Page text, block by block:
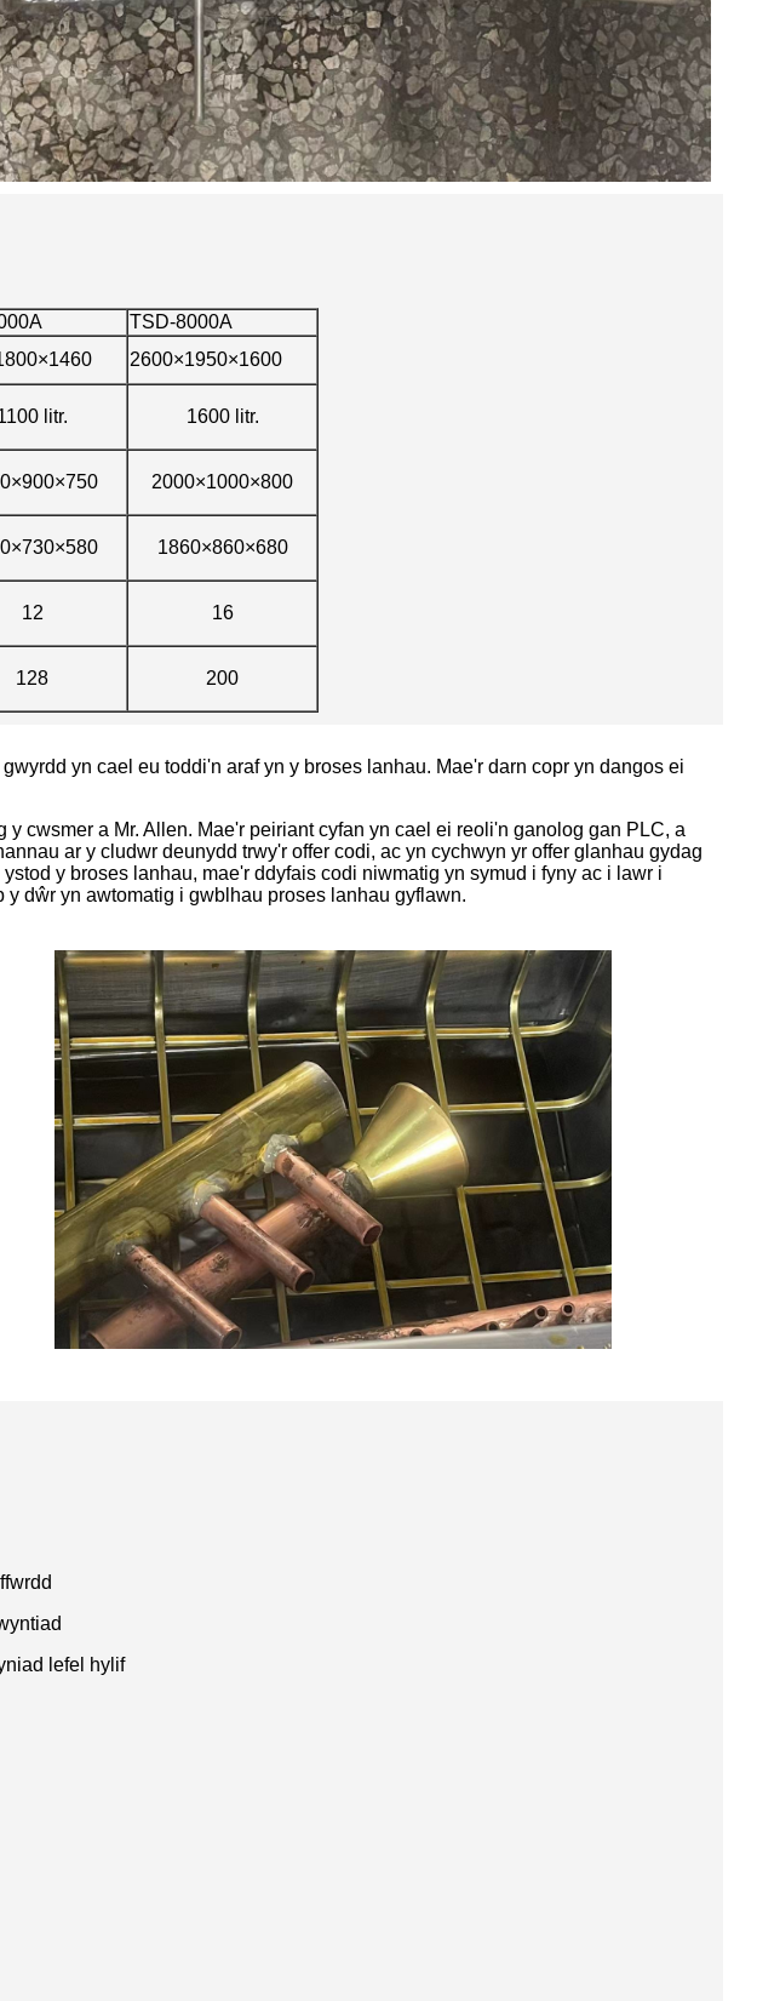
TSD-8000A
2600×1950×1600
litr. 1600 litr.
2000×1000×800
1860×860×680
12 16
128 200
yn cael eu toddi'n araf yn y broses lanhau. Mae'r darn copr yn dangos ei
cwsmer a Mr. Allen. Mae'r peiriant cyfan yn cael ei reoli'n ganolog gan PLC, a
ar y cludwr deunydd trwy'r offer codi, ac yn cychwyn yr offer glanhau gydag
y broses lanhau, mae'r ddyfais codi niwmatig yn symud i fyny ac i lawr i
dŵr yn awtomatig i gwblhau proses lanhau gyflawn.
lefel hylif